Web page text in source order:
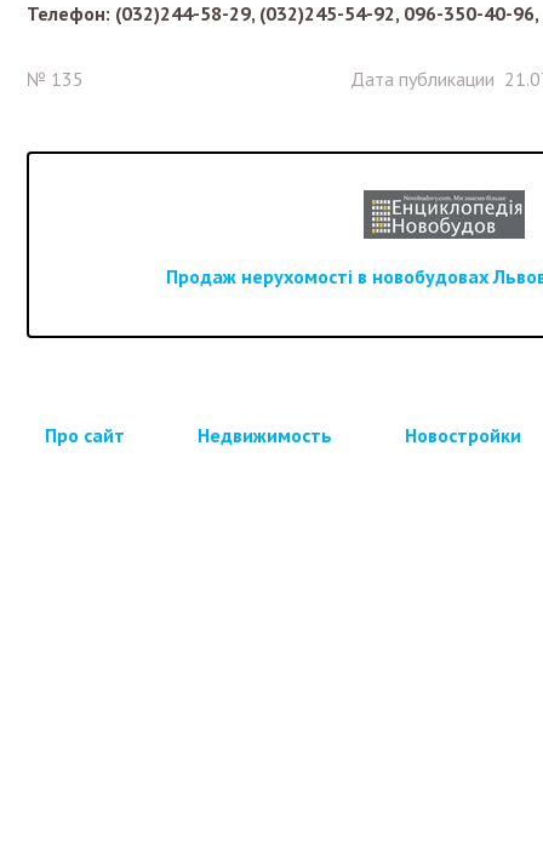
Телефон: (032)244-58-29, (032)245-54-92, 096-350-40-
№ 135 Дата публикации
Продаж нерухомості в новобудовах
Про сайт Недвижимость Новостройки